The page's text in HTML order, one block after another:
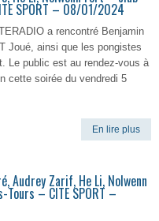
SPORT – 08/01/2024
a rencontré Benjamin
Joué, ainsi que les pongistes
Le public est au rendez-vous à
cette soirée du vendredi 5
En lire plus
Audrey Zarif, He Li, Nolwenn
– CITE SPORT –